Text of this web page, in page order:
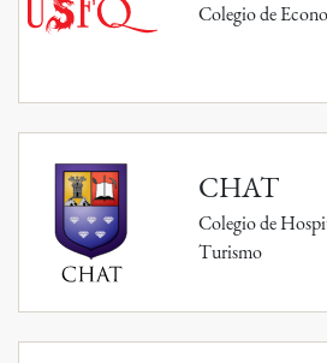
Colegio de
CHAT
Colegio de
Turismo